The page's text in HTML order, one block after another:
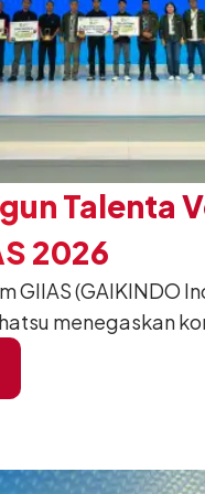
Talenta
2026
GIIAS (GAIKINDO
menegaskan
(Sumber Daya
“Bersama